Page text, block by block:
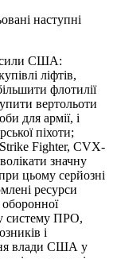
наступні
сили США:
ліфтів,
флотилії
вертольоти
для армії, і
піхоти;
Strike Fighter, CVX-
значну
цьому серйозні
ресурси
систему ПРО,
і
влади США у